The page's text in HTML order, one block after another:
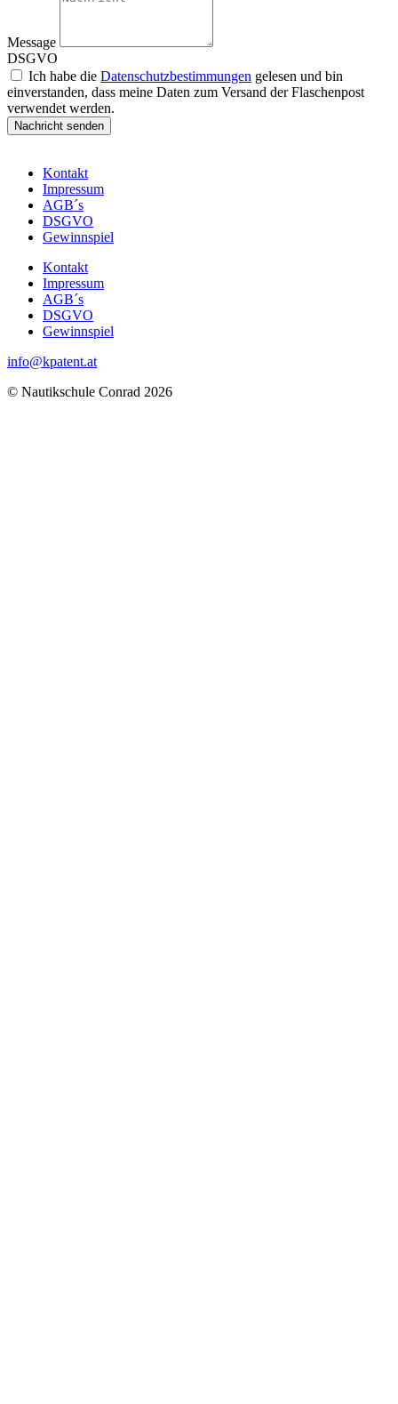
Message
DSGVO
Ich habe die Datenschutzbestimmungen gelesen und bin
einverstanden, dass meine Daten zum Versand der Flaschenpost
verwendet werden.
Nachricht senden
Kontakt
Impressum
AGB´s
DSGVO
Gewinnspiel
Kontakt
Impressum
AGB´s
DSGVO
Gewinnspiel
info@kpatent.at
© Nautikschule Conrad 2026